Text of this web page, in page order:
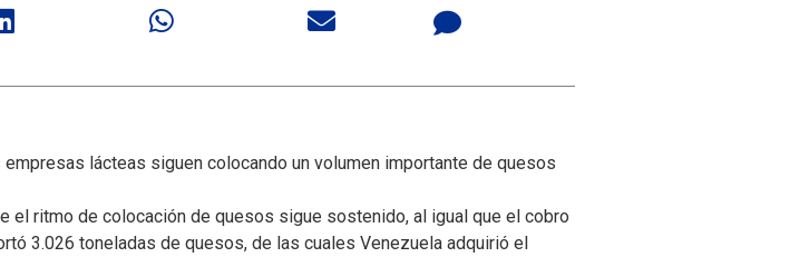
lácteas siguen colocando un volumen importante de quesos
el ritmo de colocación de quesos sigue sostenido, al igual que el cobro
3.026 toneladas de quesos, de las cuales Venezuela adquirió el